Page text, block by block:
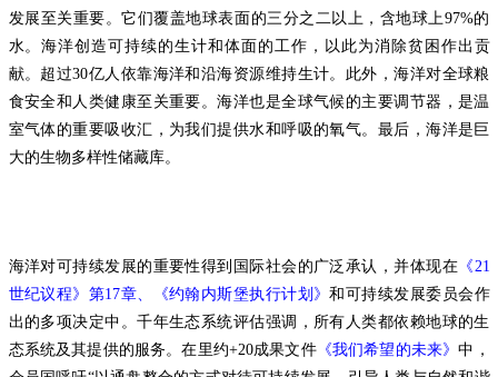
发展至关重要。它们覆盖地球表面的三分之二以上，含地球上97%的
水。海洋创造可持续的生计和体面的工作，以此为消除贫困作出贡
献。超过30亿人依靠海洋和沿海资源维持生计。此外，海洋对全球粮
食安全和人类健康至关重要。海洋也是全球气候的主要调节器，是温
室气体的重要吸收汇，为我们提供水和呼吸的氧气。最后，海洋是巨
大的生物多样性储藏库。
海洋对可持续发展的重要性得到国际社会的广泛承认，并体现在 《21
世纪议程》第17章、《约翰内斯堡执行计划》和可持续发展委员会作
出的多项决定中。千年生态系统评估强调，所有人类都依赖地球的生
态系统及其提供的服务。在里约+20成果文件《我们希望的未来》中，